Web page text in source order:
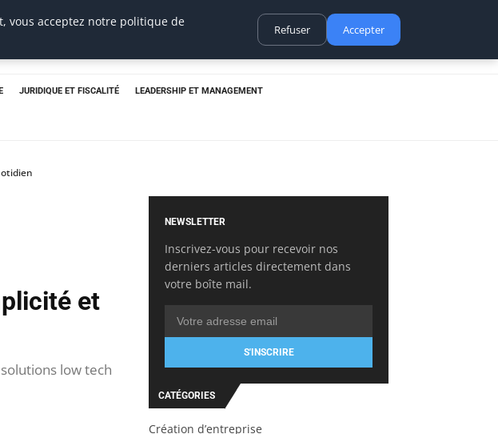
JURIDIQUE ET FISCALITÉ LEADERSHIP ET MANAGEMENT
et
low tech
NEWSLETTER
Inscrivez-vous pour recevoir nos
derniers articles directement dans
votre boîte mail.
S'INSCRIRE
CATÉGORIES
Création d’entreprise
vous acceptez notre politique de
Refuser Accepter